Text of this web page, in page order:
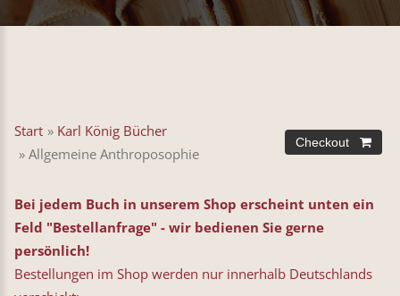
Start » Karl König Bücher
» Allgemeine Anthroposophie
Bei jedem Buch in unserem Shop erscheint unten ein
Feld "Bestellanfrage" - wir bedienen Sie gerne
persönlich!
Bestellungen im Shop werden nur innerhalb Deutschlands